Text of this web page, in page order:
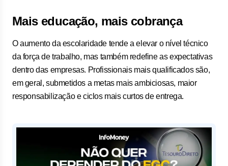
Mais educação, mais cobrança
O aumento da escolaridade tende a elevar o nível técnico
da força de trabalho, mas também redefine as expectativas
dentro das empresas. Profissionais mais qualificados são,
em geral, submetidos a metas mais ambiciosas, maior
responsabilização e ciclos mais curtos de entrega.